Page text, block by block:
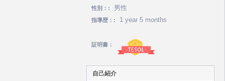
性別：: 男性
指導歴：: 1 year 5 months
証明書：
自己紹介